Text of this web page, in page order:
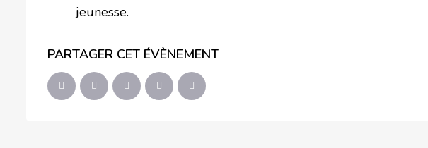
jeunesse.
PARTAGER CET ÉVÈNEMENT